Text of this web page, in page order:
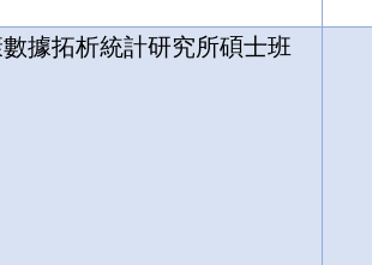
據拓析統計研究所碩士班